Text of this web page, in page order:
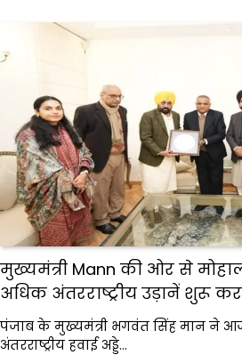
मुख्यमंत्री Mann की ओर से
अधिक अंतरराष्ट्रीय उड़ानें शुरू
पंजाब के मुख्यमंत्री भगवंत सिंह मान ने
अंतरराष्ट्रीय हवाई अड्डे…